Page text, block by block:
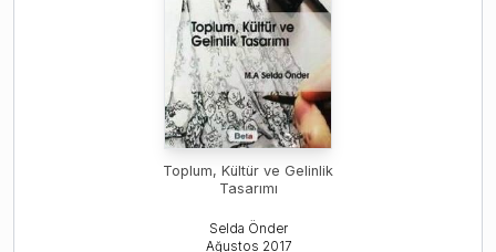
Toplum, Kültür ve Gelinlik
Tasarımı
Selda Önder
Ağustos 2017